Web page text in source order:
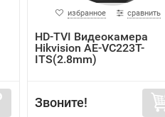
избранное сравнить
HD-TVI Видеокамера
Hikvision AE-VC223T-
ITS(2.8mm)
Звоните!